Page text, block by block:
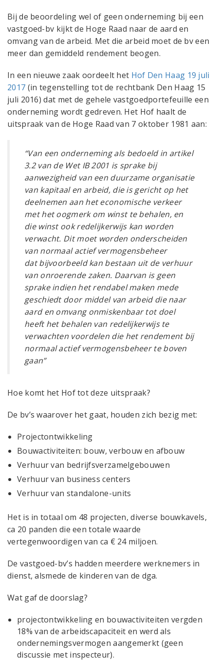
Bij de beoordeling wel of geen onderneming bij een
vastgoed-bv kijkt de Hoge Raad naar de aard en
omvang van de arbeid. Met die arbeid moet de bv een
meer dan gemiddeld rendement beogen.
In een nieuwe zaak oordeelt het Hof Den Haag 19 juli
2017 (in tegenstelling tot de rechtbank Den Haag 15
juli 2016) dat met de gehele vastgoedportefeuille een
onderneming wordt gedreven. Het Hof haalt de
uitspraak van de Hoge Raad van 7 oktober 1981 aan:
“Van een onderneming als bedoeld in artikel
3.2 van de Wet IB 2001 is sprake bij
aanwezigheid van een duurzame organisatie
van kapitaal en arbeid, die is gericht op het
deelnemen aan heteconomische verkeer
met het oogmerk om winst te behalen, en
die winst ook redelijkerwijs kan worden
verwacht. Dit moet worden onderscheiden
van normaal actief vermogensbeheer
datbijvoorbeeld kan bestaan uit de verhuur
van onroerende zaken. Daarvan is geen
sprake indien hetrendabel maken mede
geschiedt door middel van arbeid die naar
aard en omvang onmiskenbaar totdoel
heeft het behalen van redelijkerwijs te
verwachten voordelen die het rendement bij
normaalactief vermogensbeheer te boven
gaan”
Hoe komt het Hof tot deze uitspraak?
De bv’s waarover het gaat, houden zich bezig met:
Projectontwikkeling
Bouwactiviteiten: bouw, verbouw en afbouw
Verhuur van bedrijfsverzamelgebouwen
Verhuur van business centers
Verhuur van standalone-units
Het is in totaal om 48 projecten, diverse bouwkavels,
ca 20 panden die een totale waarde
vertegenwoordigen van ca € 24 miljoen.
De vastgoed-bv’s hadden meerdere werknemers in
dienst, alsmede de kinderen van de dga.
Wat gaf de doorslag?
projectontwikkeling en bouwactiviteiten vergden
18% van de arbeidscapaciteit en werd als
ondernemingsvermogen aangemerkt (geen
discussie met inspecteur).